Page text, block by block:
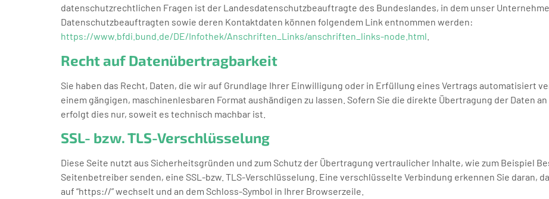
datenschutzrechtlichen Fragen ist der Landesdatenschutzbeauftragte des Bundeslandes, in dem unser
Datenschutzbeauftragten sowie deren Kontaktdaten können folgendem Link entnommen werden:
https://www.bfdi.bund.de/DE/Infothek/Anschriften_Links/anschriften_links-node.html
Recht auf Datenübertragbarkeit
Sie haben das Recht, Daten, die wir auf Grundlage Ihrer Einwilligung oder in Erfüllung eines Vertrags automatisiert
einem gängigen, maschinenlesbaren Format aushändigen zu lassen. Sofern Sie die direkte Übertragung der Daten
erfolgt dies nur, soweit es technisch machbar ist.
SSL- bzw. TLS-Verschlüsselung
Diese Seite nutzt aus Sicherheitsgründen und zum Schutz der Übertragung vertraulicher Inhalte, wie zum Beispiel
Seitenbetreiber senden, eine SSL-bzw. TLS-Verschlüsselung. Eine verschlüsselte Verbindung erkennen Sie daran,
auf “https://” wechselt und an dem Schloss-Symbol in Ihrer Browserzeile.